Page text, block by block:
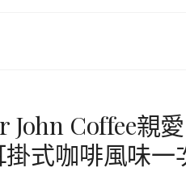
John Coffee親
式咖啡風味一